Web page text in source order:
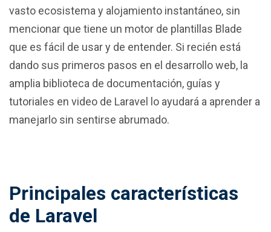
vasto ecosistema y alojamiento instantáneo, sin
mencionar que tiene un motor de plantillas Blade
que es fácil de usar y de entender. Si recién está
dando sus primeros pasos en el desarrollo web, la
amplia biblioteca de documentación, guías y
tutoriales en video de Laravel lo ayudará a aprender a
manejarlo sin sentirse abrumado.
Principales características
de Laravel